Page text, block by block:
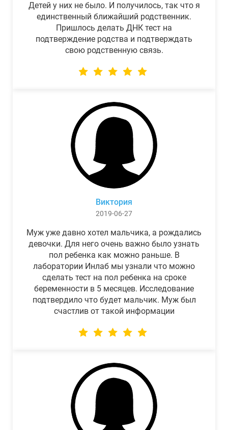
Детей у них не было. И получилось, так что я
единственный ближайший родственник.
Пришлось делать ДНК тест на
подтверждение родства и подтверждать
свою родственную связь.
Виктория
2019-06-27
Муж уже давно хотел мальчика, а рождались
девочки. Для него очень важно было узнать
пол ребенка как можно раньше. В
лаборатории Инлаб мы узнали что можно
сделать тест на пол ребенка на сроке
беременности в 5 месяцев. Исследование
подтвердило что будет мальчик. Муж был
счастлив от такой информации